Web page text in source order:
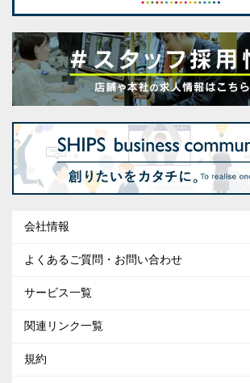
会社情報
よくあるご質問・お問い合わせ
サービス一覧
関連リンク一覧
規約